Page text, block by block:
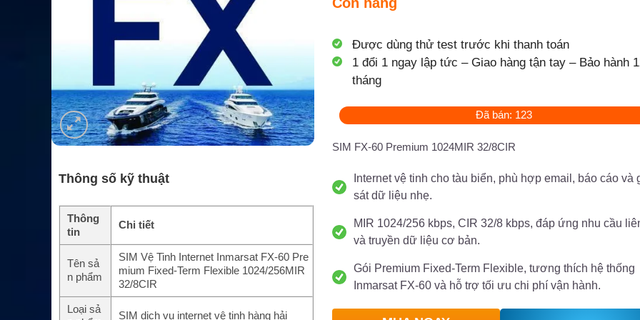
Thông số kỹ thuật
Thông
tin
Chi tiết
Tên sả
n phẩm
SIM Vệ Tinh Internet Inmarsat FX-60 Pre
mium Fixed-Term Flexible 1024/256MIR
32/8CIR
Loại sả
SIM dịch vụ internet vệ tinh hàng hải
Được dùng thử test trước khi thanh toán
1 đổi 1 ngay lập tức – Giao hàng tận tay – Bảo hành
tháng
Đã bán: 123
SIM FX-60 Premium 1024MIR 32/8CIR
Internet vệ tinh cho tàu biển, phù hợp email, báo cáo và
sát dữ liệu nhẹ.
MIR 1024/256 kbps, CIR 32/8 kbps, đáp ứng nhu cầu
và truyền dữ liệu cơ bản.
Gói Premium Fixed-Term Flexible, tương thích hệ thống
Inmarsat FX-60 và hỗ trợ tối ưu chi phí vận hành.